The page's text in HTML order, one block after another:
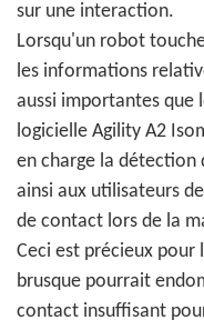
sur une interaction.
Lorsqu'un robot
les informations
aussi importantes que
logicielle Agility A2
en charge la détection
ainsi aux utilisateurs
de contact lors de la
Ceci est précieux
brusque pourrait
contact insuffisant